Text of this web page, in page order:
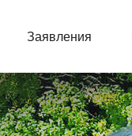
Заявления